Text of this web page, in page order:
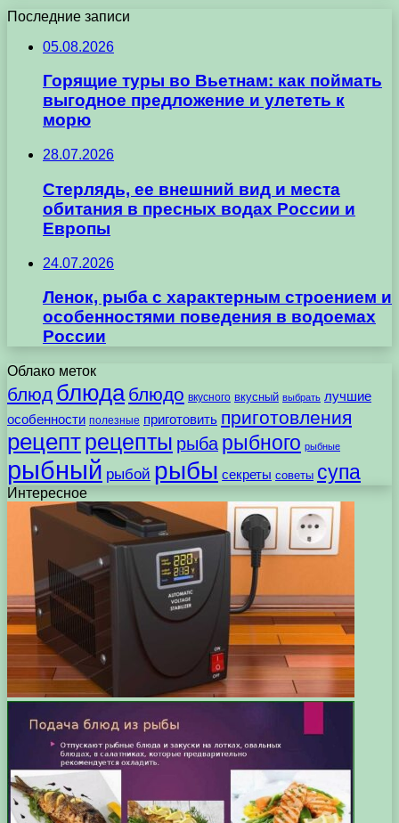
Последние записи
05.08.2026
Горящие туры во Вьетнам: как поймать
выгодное предложение и улететь к
морю
28.07.2026
Стерлядь, ее внешний вид и места
обитания в пресных водах России и
Европы
24.07.2026
Ленок, рыба с характерным строением и
особенностями поведения в водоемах
России
Облако меток
блюд блюда блюдо вкусного вкусный выбрать лучшие
особенности полезные приготовить приготовления
рецептрецепты рыба рыбного рыбные
рыбный рыбой рыбы секреты советы супа
Интересное